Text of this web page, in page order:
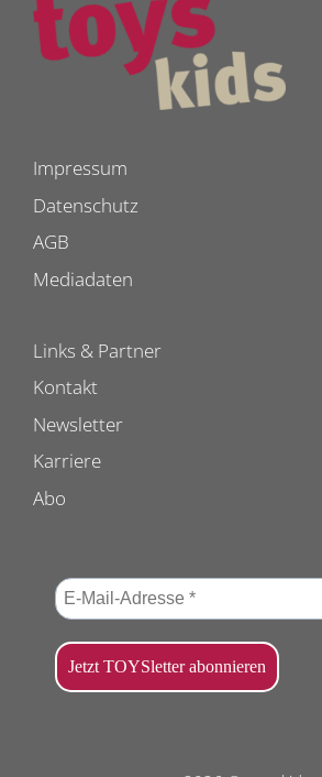
Impressum
Datenschutz
AGB
Mediadaten
Links & Partner
Kontakt
Newsletter
Karriere
Abo